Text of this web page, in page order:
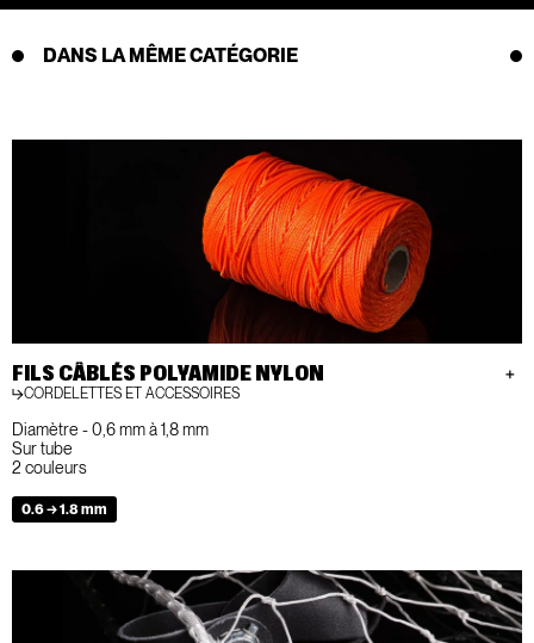
DANS LA MÊME CATÉGORIE
FILS CÂBLÉS POLYAMIDE NYLON
CORDELETTES ET ACCESSOIRES
Diamètre - 0,6 mm à 1,8 mm
Sur tube
2 couleurs
0.6 → 1.8 mm